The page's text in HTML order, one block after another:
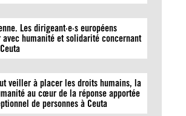
Les dirigeant·e·s européens
humanité et solidarité concernant
veiller à placer les droits humains, la
au cœur de la réponse apportée
de personnes à Ceuta